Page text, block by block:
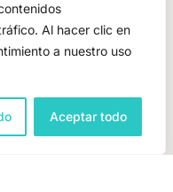
Al hacer clic en
a nuestro uso
Aceptar todo